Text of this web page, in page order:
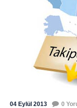
04 Eylül 2013 0